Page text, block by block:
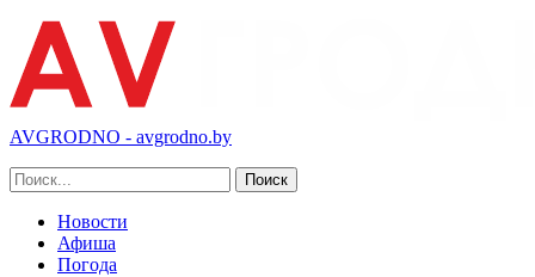
AVGRODNO - avgrodno.by
Новости
Афиша
Погода